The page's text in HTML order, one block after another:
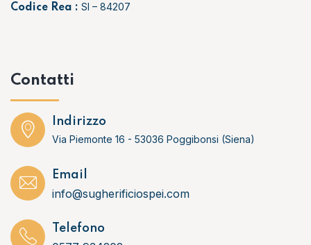
Codice Rea : SI – 84207
Contatti
Indirizzo
Via Piemonte 16 - 53036 Poggibonsi (Siena)
Email
info@sugherificiospei.com
Telefono